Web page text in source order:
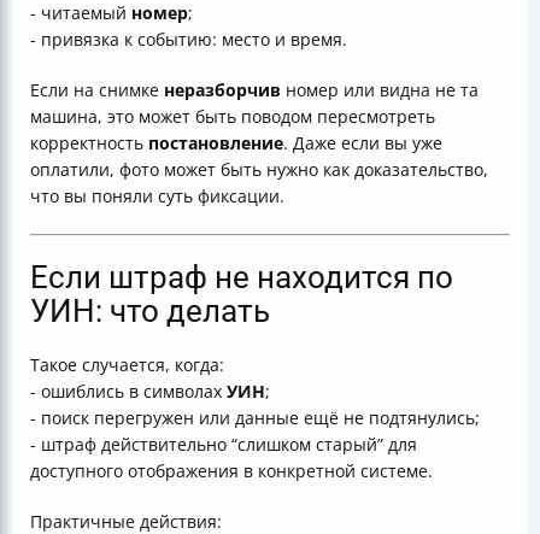
- читаемый номер;
- привязка к событию: место и время.
Если на снимке неразборчив номер или видна не та
машина, это может быть поводом пересмотреть
корректность постановление. Даже если вы уже
оплатили, фото может быть нужно как доказательство,
что вы поняли суть фиксации.
Если штраф не находится по
УИН: что делать
Такое случается, когда:
- ошиблись в символах УИН;
- поиск перегружен или данные ещё не подтянулись;
- штраф действительно “слишком старый” для
доступного отображения в конкретной системе.
Практичные действия: